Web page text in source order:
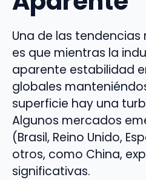
Una de las
es que mientras la
aparente estabilidad
globales
superficie hay una
Algunos mercados
(Brasil, Reino Unido,
otros, como China,
significativas.